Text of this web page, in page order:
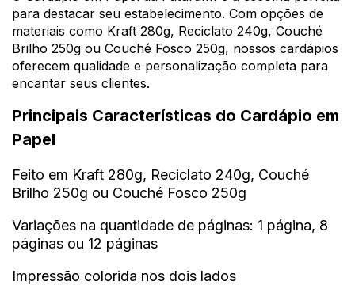
para destacar seu estabelecimento. Com opções de
materiais como Kraft 280g, Reciclato 240g, Couché
Brilho 250g ou Couché Fosco 250g, nossos cardápios
oferecem qualidade e personalização completa para
encantar seus clientes.
Principais Características do Cardápio em
Papel
Feito em Kraft 280g, Reciclato 240g, Couché
Brilho 250g ou Couché Fosco 250g
Variações na quantidade de páginas: 1 página, 8
páginas ou 12 páginas
Impressão colorida nos dois lados